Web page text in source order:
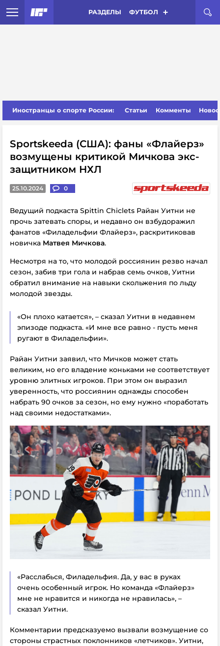
РАЗДЕЛЫ ФУТБОЛ
Иностранцы о спорте России: Статьи Комменты
Sportskeeda (США): фаны «Флайерз»
возмущены критикой Мичкова экс-
защитником НХЛ
25.10.2024 0
Ведущий подкаста Spittin Chiclets Райан Уитни не
прочь затевать споры, и недавно он взбудоражил
фанатов «Филадельфии Флайерз», раскритиковав
новичка Матвея Мичкова.
Несмотря на то, что молодой россиянин резво начал
сезон, забив три гола и набрав семь очков, Уитни
обратил внимание на навыки скольжения по льду
молодой звезды.
«Он плохо катается», – сказал Уитни в недавнем
эпизоде подкаста. «И мне все равно - пусть меня
ругают в Филадельфии».
Райан Уитни заявил, что Мичков может стать
великим, но его владение коньками не соответствует
уровню элитных игроков. При этом он выразил
уверенность, что россиянин однажды способен
набрать 90 очков за сезон, но ему нужно «поработать
над своими недостатками».
«Расслабься, Филадельфия. Да, у вас в руках
очень особенный игрок. Но команда «Флайерз»
мне не нравится и никогда не нравилась», –
сказал Уитни.
Комментарии предсказуемо вызвали возмущение со
стороны страстных поклонников «летчиков». Уитни,